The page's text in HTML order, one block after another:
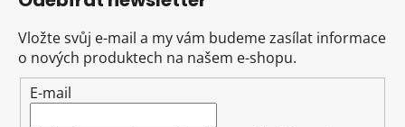
Vložte svůj e-mail a my vám budeme zasílat informace
o nových produktech na našem e-shopu.
E-mail